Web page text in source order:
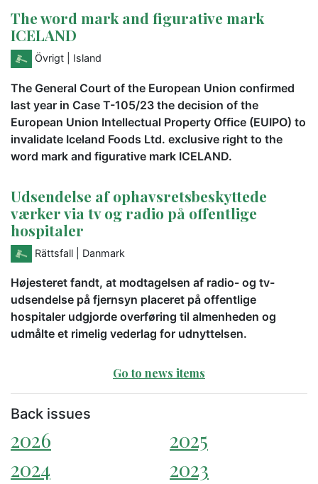
The word mark and figurative mark
ICELAND
Övrigt | Island
The General Court of the European Union confirmed
last year in Case T-105/23 the decision of the
European Union Intellectual Property Office (EUIPO) to
invalidate Iceland Foods Ltd. exclusive right to the
word mark and figurative mark ICELAND.
Udsendelse af ophavsretsbeskyttede
værker via tv og radio på offentlige
hospitaler
Rättsfall | Danmark
Højesteret fandt, at modtagelsen af radio- og tv-
udsendelse på fjernsyn placeret på offentlige
hospitaler udgjorde overføring til almenheden og
udmålte et rimelig vederlag for udnyttelsen.
Go to news items
Back issues
2026
2025
2024
2023